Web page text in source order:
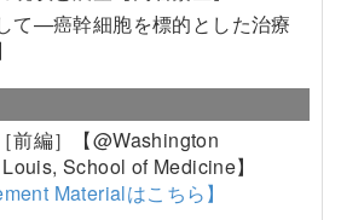
て—癌幹細胞を標的とした治療
前編］【@Washington
School of Medicine】
Materialはこちら】